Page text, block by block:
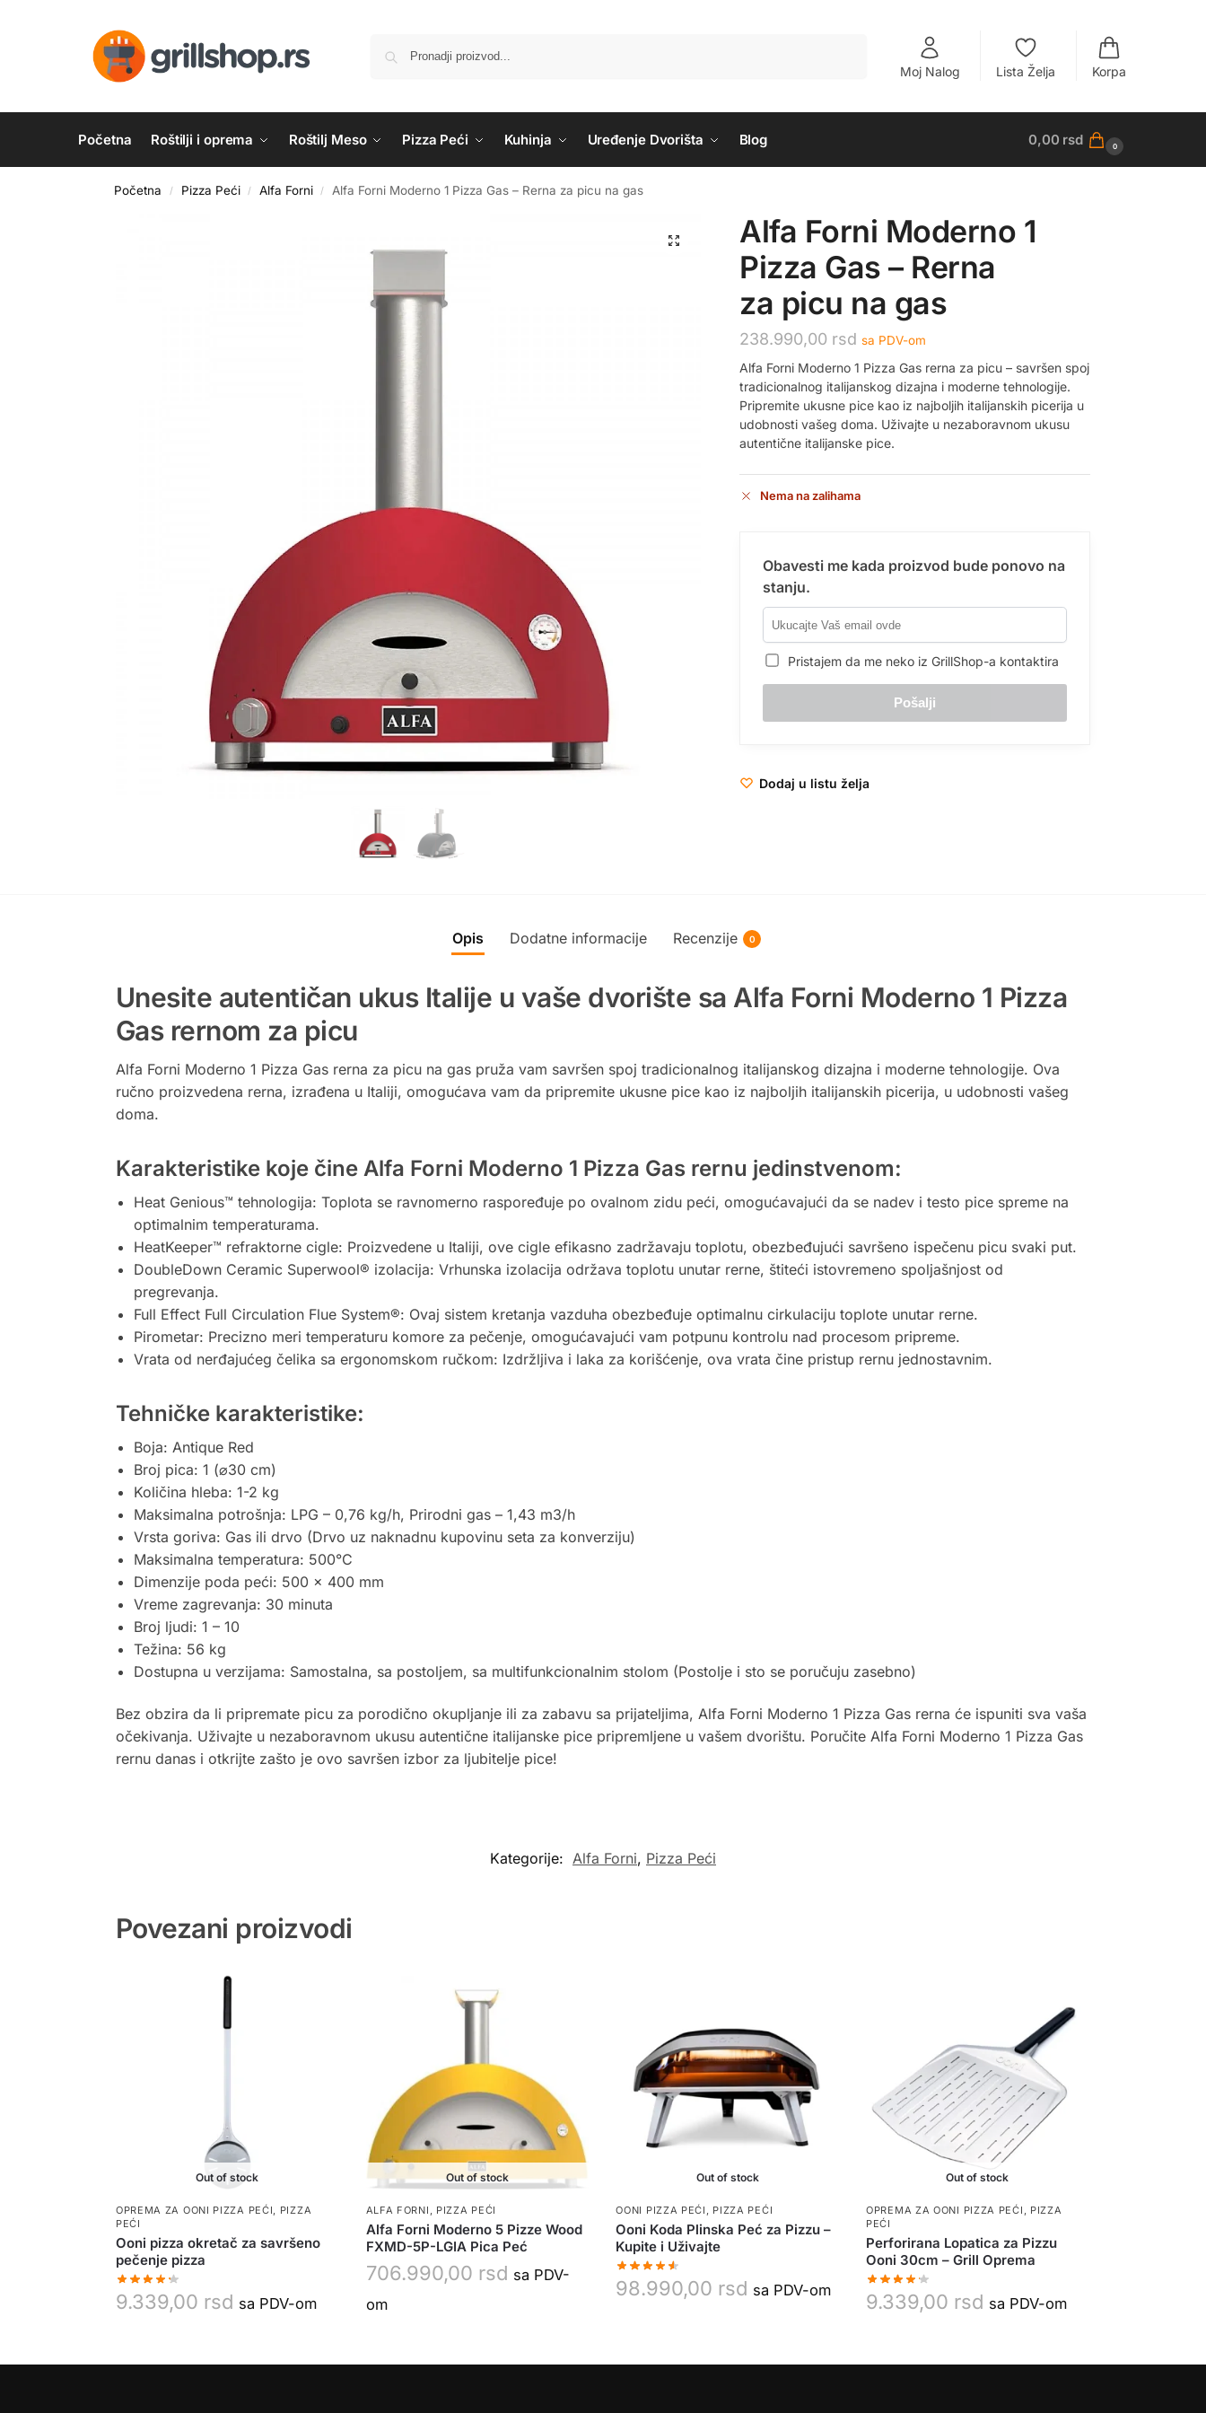
Moj Nalog Lista Želja Korpa
Početna Roštilji i oprema Roštilj Meso Pizza Peći Kuhinja Uređenje Dvorišta Blog 0,00 rsd 0
Početna / Pizza Peći / Alfa Forni / Alfa Forni Moderno 1 Pizza Gas – Rerna za picu na gas
Alfa Forni Moderno 1
Pizza Gas – Rerna
za picu na gas
238.990,00 rsd sa PDV-om
Alfa Forni Moderno 1 Pizza Gas rerna za picu – savršen spoj
tradicionalnog italijanskog dizajna i moderne tehnologije.
Pripremite ukusne pice kao iz najboljih italijanskih picerija u
udobnosti vašeg doma. Uživajte u nezaboravnom ukusu
autentične italijanske pice.
Nema na zalihama
Obavesti me kada proizvod bude ponovo na
stanju.
Pristajem da me neko iz GrillShop-a kontaktira
Dodaj u listu želja
Opis Dodatne informacije Recenzije 0
Unesite autentičan ukus Italije u vaše dvorište sa Alfa Forni Moderno 1 Pizza
Gas rernom za picu
Alfa Forni Moderno 1 Pizza Gas rerna za picu na gas pruža vam savršen spoj tradicionalnog italijanskog dizajna i moderne tehnologije. Ova
ručno proizvedena rerna, izrađena u Italiji, omogućava vam da pripremite ukusne pice kao iz najboljih italijanskih picerija, u udobnosti vašeg
doma.
Karakteristike koje čine Alfa Forni Moderno 1 Pizza Gas rernu jedinstvenom:
Heat Genious™ tehnologija: Toplota se ravnomerno raspoređuje po ovalnom zidu peći, omogućavajući da se nadev i testo pice spreme na
optimalnim temperaturama.
HeatKeeper™ refraktorne cigle: Proizvedene u Italiji, ove cigle efikasno zadržavaju toplotu, obezbeđujući savršeno ispečenu picu svaki put.
DoubleDown Ceramic Superwool® izolacija: Vrhunska izolacija održava toplotu unutar rerne, štiteći istovremeno spoljašnjost od
pregrevanja.
Full Effect Full Circulation Flue System®: Ovaj sistem kretanja vazduha obezbeđuje optimalnu cirkulaciju toplote unutar rerne.
Pirometar: Precizno meri temperaturu komore za pečenje, omogućavajući vam potpunu kontrolu nad procesom pripreme.
Vrata od nerđajućeg čelika sa ergonomskom ručkom: Izdržljiva i laka za korišćenje, ova vrata čine pristup rernu jednostavnim.
Tehničke karakteristike:
Boja: Antique Red
Broj pica: 1 (⌀30 cm)
Količina hleba: 1-2 kg
Maksimalna potrošnja: LPG – 0,76 kg/h, Prirodni gas – 1,43 m3/h
Vrsta goriva: Gas ili drvo (Drvo uz naknadnu kupovinu seta za konverziju)
Maksimalna temperatura: 500°C
Dimenzije poda peći: 500 x 400 mm
Vreme zagrevanja: 30 minuta
Broj ljudi: 1 – 10
Težina: 56 kg
Dostupna u verzijama: Samostalna, sa postoljem, sa multifunkcionalnim stolom (Postolje i sto se poručuju zasebno)
Bez obzira da li pripremate picu za porodično okupljanje ili za zabavu sa prijateljima, Alfa Forni Moderno 1 Pizza Gas rerna će ispuniti sva vaša
očekivanja. Uživajte u nezaboravnom ukusu autentične italijanske pice pripremljene u vašem dvorištu. Poručite Alfa Forni Moderno 1 Pizza Gas
rernu danas i otkrijte zašto je ovo savršen izbor za ljubitelje pice!
Kategorije: Alfa Forni, Pizza Peći
Povezani proizvodi
Out of stock
OPREMA ZA OONI PIZZA PEĆI, PIZZA
PEĆI
Ooni pizza okretač za savršeno
pečenje pizza
9.339,00 rsd sa PDV-om
Out of stock
ALFA FORNI , PIZZA PEĆI
Alfa Forni Moderno 5 Pizze Wood
FXMD-5P-LGIA Pica Peć
706.990,00 rsd sa PDV-
om
Out of stock
OONI PIZZA PEĆI , PIZZA PEĆI
Ooni Koda Plinska Peć za Pizzu –
Kupite i Uživajte
98.990,00 rsd sa PDV-om
Out of stock
OPREMA ZA OONI PIZZA PEĆI , PIZZA
PEĆI
Perforirana Lopatica za Pizzu
Ooni 30cm – Grill Oprema
9.339,00 rsd sa PDV-om